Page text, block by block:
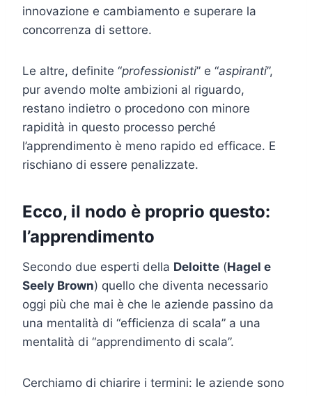
innovazione e cambiamento e superare la
concorrenza di settore.
Le altre, definite “professionisti” e “aspiranti”,
pur avendo molte ambizioni al riguardo,
restano indietro o procedono con minore
rapidità in questo processo perché
l’apprendimento è meno rapido ed efficace. E
rischiano di essere penalizzate.
Ecco, il nodo è proprio questo:
l’apprendimento
Secondo due esperti della Deloitte (Hagel e
Seely Brown) quello che diventa necessario
oggi più che mai è che le aziende passino da
una mentalità di “efficienza di scala” a una
mentalità di “apprendimento di scala”.
Cerchiamo di chiarire i termini: le aziende sono